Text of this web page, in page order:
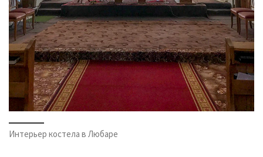
Интерьер костела в Любаре